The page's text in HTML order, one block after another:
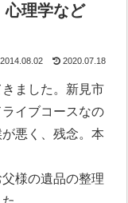
心理学など
2014.08.02 2020.07.18
ました。新見市
イブコースなの
悪く、残念。本
様の遺品の整理